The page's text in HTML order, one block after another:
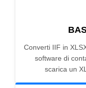
Converti IIF in
software di
scarica un